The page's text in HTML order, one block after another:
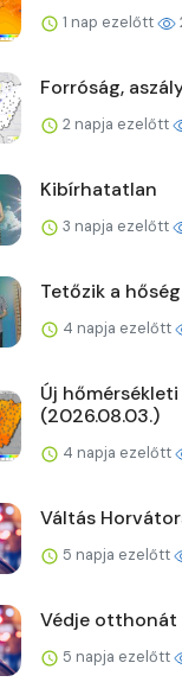
1 nap ezelőtt
Forróság,
2 napja ezelőtt
Kibírhatatlan
3 napja ezelőtt
Tetőzik a hőség
4 napja ezelőtt
Új
(2026.08.03.)
4 napja ezelőtt
Váltás
5 napja ezelőtt
Védje otthonát
5 napja ezelőtt